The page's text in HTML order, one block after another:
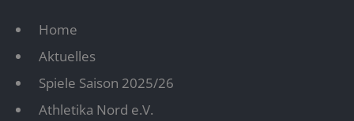
Home
Aktuelles
Spiele Saison 2025/26
Athletika Nord e.V.